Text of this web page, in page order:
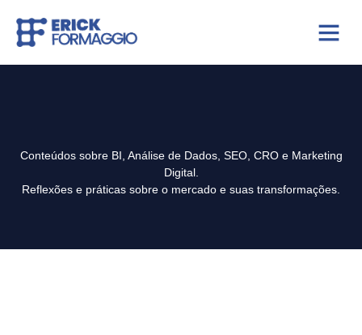
Conteúdos sobre BI, Análise de Dados, SEO, CRO e Marketing
Digital.
Reflexões e práticas sobre o mercado e suas transformações.